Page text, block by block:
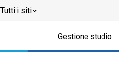
Tutti i siti
Gestione studio